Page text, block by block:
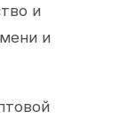
и
и